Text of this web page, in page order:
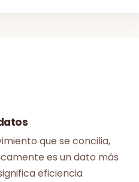
que se concilia,
es un dato más
eficiencia